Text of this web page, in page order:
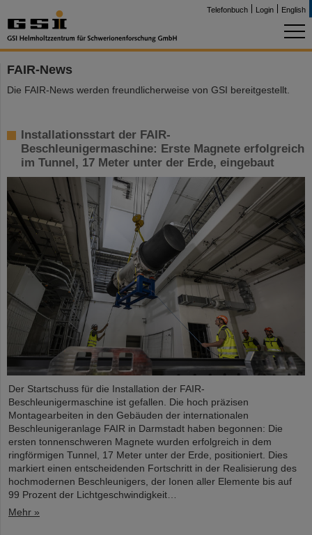
Telefonbuch Login English
FAIR-News
Die FAIR-News werden freundlicherweise von GSI bereitgestellt.
Installationsstart der FAIR-
Beschleunigermaschine: Erste Magnete erfolgreich
im Tunnel, 17 Meter unter der Erde, eingebaut
Der Startschuss für die Installation der FAIR-
Beschleunigermaschine ist gefallen. Die hoch präzisen
Montagearbeiten in den Gebäuden der internationalen
Beschleunigeranlage FAIR in Darmstadt haben begonnen: Die
ersten tonnenschweren Magnete wurden erfolgreich in dem
ringförmigen Tunnel, 17 Meter unter der Erde, positioniert. Dies
markiert einen entscheidenden Fortschritt in der Realisierung des
hochmodernen Beschleunigers, der Ionen aller Elemente bis auf
99 Prozent der Lichtgeschwindigkeit…
Mehr »